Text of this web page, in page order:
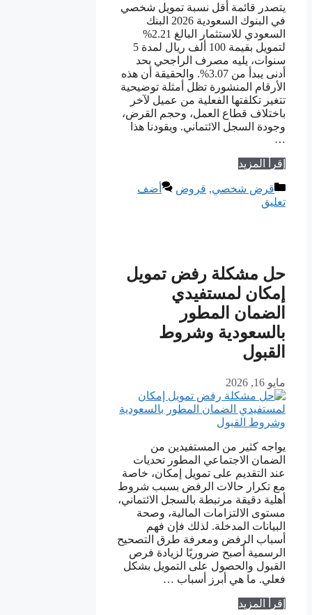
يتصدر قائمة أقل نسبة تمويل شخصي
في البنوك السعودية 2026 البنك
السعودي للاستثمار البالغ 2.21%
لتمويل بقيمة 100 ألف ريال لمدة 5
سنوات، يليه مصرف الراجحي بحد
أدنى يبدأ من 3.07%. والحقيقة أن هذه
الأرقام المنشورة تظل أمثلة توضيحية
تتغير تكلفتها الفعلية من عميل لآخر
باختلاف قطاع العمل، وحجم القرض،
وجودة السجل الائتماني. ويقودنا هذا
…
إقرأ المزيد
التصنيفات
قرض شخصي, قروض
أضف
تعليق
حل مشكلة رفض تمويل
إمكان لمستفيدي
الضمان المطور
بالسعودية وشروط
القبول
مايو 16, 2026
يواجه كثير من المستفيدين من
الضمان الاجتماعي المطور تحديات
عند التقديم على تمويل إمكان، خاصة
مع تكرار حالات الرفض بسبب شروط
أهلية دقيقة مرتبطة بالسجل الائتماني،
مستوى الالتزامات المالية، وصحة
البيانات المدخلة. لذلك فإن فهم
أسباب الرفض ومعرفة طرق التصحيح
الرسمية أصبح ضروريًا لزيادة فرص
القبول والحصول على التمويل بشكل
فعلي. ما هي أبرز أسباب …
إقرأ المزيد